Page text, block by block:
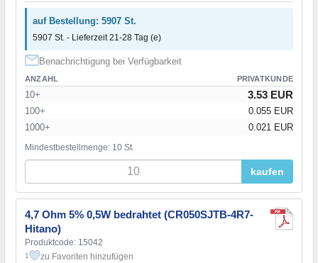
auf Bestellung: 5907 St.
5907 St. - Lieferzeit 21-28 Tag (e)
Benachrichtigung bei Verfügbarkeit
ANZAHL PRIVATKUNDE
10+ 3.53 EUR
100+
0.055 EUR
1000+
0.021 EUR
Mindestbestellmenge: 10 St.
kaufen
4,7 Ohm 5% 0,5W bedrahtet (CR050SJTB-4R7-
Hitano)
Produktcode: 15042
1 zu Favoriten hinzufügen